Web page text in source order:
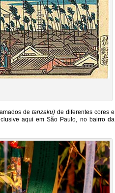
detanzaku)de diferentes cores e
aqui em São Paulo, no bairro da